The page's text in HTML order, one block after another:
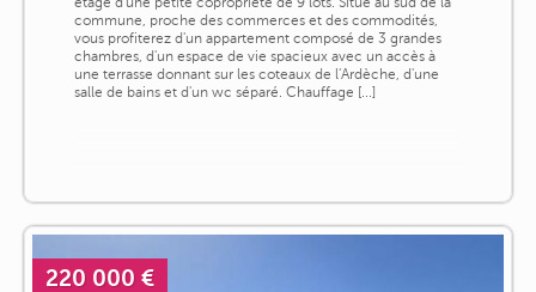
commune, proche des commerces et des commodités,
vous profiterez d'un appartement composé de 3 grandes
chambres, d'un espace de vie spacieux avec un accès à
une terrasse donnant sur les coteaux de l'Ardèche, d'une
salle de bains et d'un wc séparé. Chauffage [...]
220 000 €